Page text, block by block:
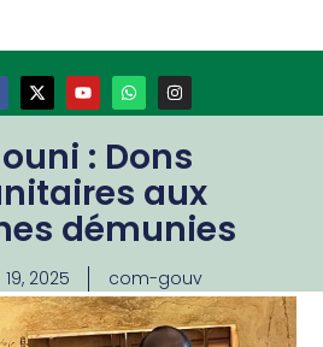
: Dons
aux
démunies
2025 com-gouv